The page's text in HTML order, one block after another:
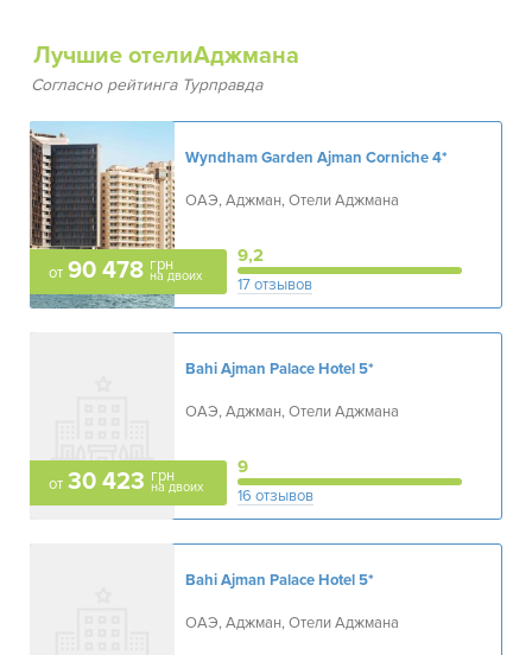
Лучшие отелиАджмана
Согласно рейтинга Турправда
от 90 478 грн
на двоих
Wyndham Garden Ajman Corniche4*
ОАЭ, Аджман, Отели Аджмана
9,2
17 отзывов
от 30 423 грн
на двоих
Bahi Ajman Palace Hotel5*
ОАЭ, Аджман, Отели Аджмана
9
16 отзывов
Bahi Ajman Palace Hotel5*
ОАЭ, Аджман, Отели Аджмана